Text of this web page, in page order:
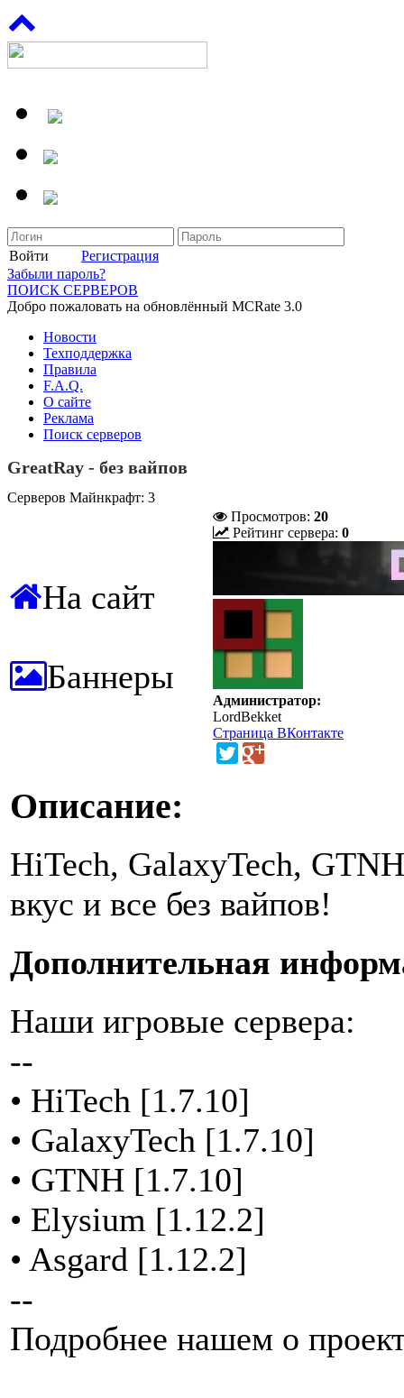
Войти
Регистрация
Забыли пароль?
ПОИСК СЕРВЕРОВ
Добро пожаловать на обновлённый MCRate 3.0
Новости
Техподдержка
Правила
F.A.Q.
О сайте
Реклама
Поиск серверов
GreatRay - без вайпов
Серверов Майнкрафт: 3
На сайт
Баннеры
Просмотров: 20
Рейтинг сервера: 0
Администратор:
LordBekket
Страница ВКонтакте
Описание:
HiTech, GalaxyTech,
вкус и все без вайпов!
Дополнительная
Наши игровые сервера:
--
• HiTech [1.7.10]
• GalaxyTech [1.7.10]
• GTNH [1.7.10]
• Elysium [1.12.2]
• Asgard [1.12.2]
--
Подробнее нашем о